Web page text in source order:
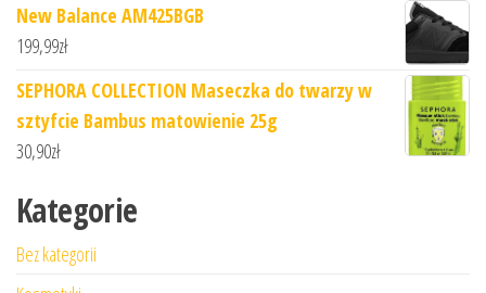
New Balance AM425BGB
199,99zł
SEPHORA COLLECTION Maseczka do twarzy w
sztyfcie Bambus matowienie 25g
30,90zł
Kategorie
Bez kategorii